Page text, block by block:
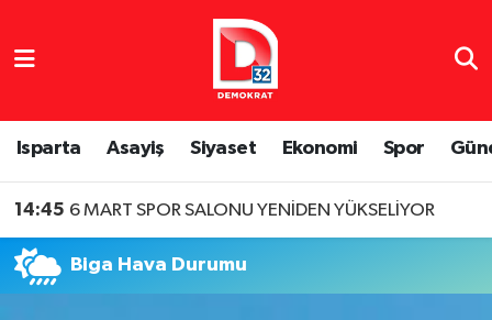
Isparta Asayiş Siyaset Ekonomi Spor
14:45 6 MART SPOR SALONU YENİDEN YÜKSELİYOR
Biga Hava Durumu
Isparta Nöbetçi Eczaneler
Isparta Hava Durumu